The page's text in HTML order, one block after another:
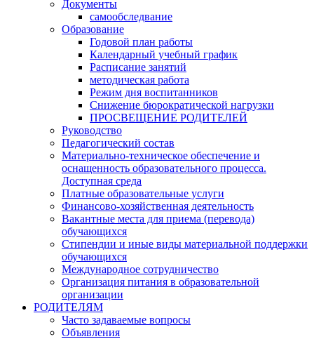
Документы
самообследвание
Образование
Годовой план работы
Календарный учебный график
Расписание занятий
методическая работа
Режим дня воспитанников
Снижение бюрократической нагрузки
ПРОСВЕЩЕНИЕ РОДИТЕЛЕЙ
Руководство
Педагогический состав
Материально-техническое обеспечение и
оснащенность образовательного процесса.
Доступная среда
Платные образовательные услуги
Финансово-хозяйственная деятельность
Вакантные места для приема (перевода)
обучающихся
Стипендии и иные виды материальной поддержки
обучающихся
Международное сотрудничество
Организация питания в образовательной
организации
РОДИТЕЛЯМ
Часто задаваемые вопросы
Объявления